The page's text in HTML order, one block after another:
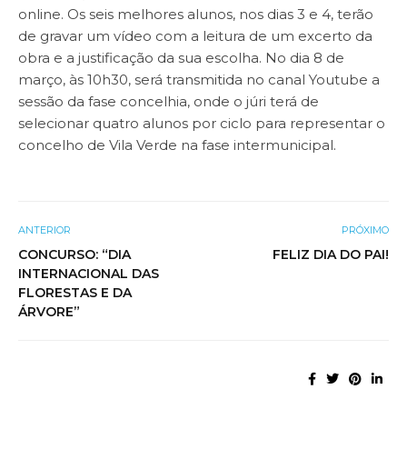
online. Os seis melhores alunos, nos dias 3 e 4, terão
de gravar um vídeo com a leitura de um excerto da
obra e a justificação da sua escolha. No dia 8 de
março, às 10h30, será transmitida no canal Youtube a
sessão da fase concelhia, onde o júri terá de
selecionar quatro alunos por ciclo para representar o
concelho de Vila Verde na fase intermunicipal.
ANTERIOR
CONCURSO: “DIA
INTERNACIONAL DAS
FLORESTAS E DA
ÁRVORE”
PRÓXIMO
FELIZ DIA DO PAI!